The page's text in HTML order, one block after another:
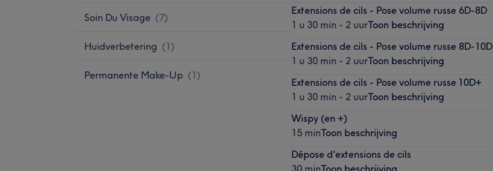
Soin Du Visage (7)
Huidverbetering (1)
Permanente Make-Up (1)
Extensions de cils - Pose volume russe 6D-8D
1 u 30 min - 2 uurToon beschrijving
Extensions de cils - Pose volume russe 8D-10D
1 u 30 min - 2 uurToon beschrijving
Extensions de cils - Pose volume russe 10D+
1 u 30 min - 2 uurToon beschrijving
Wispy (en +)
15 minToon beschrijving
Dépose d'extensions de cils
30 minToon beschrijving